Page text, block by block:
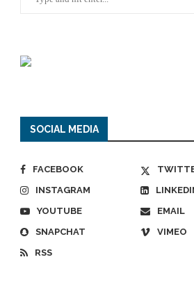
SOCIAL MEDIA
FACEBOOK
INSTAGRAM
YOUTUBE
EMAIL
SNAPCHAT
VIMEO
RSS